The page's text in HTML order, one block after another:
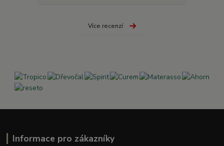
Více recenzí
Informace pro zákazníky